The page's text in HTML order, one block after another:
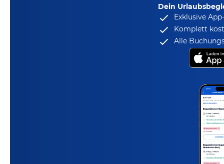
Dein
Exklusive
Komplett
Alle